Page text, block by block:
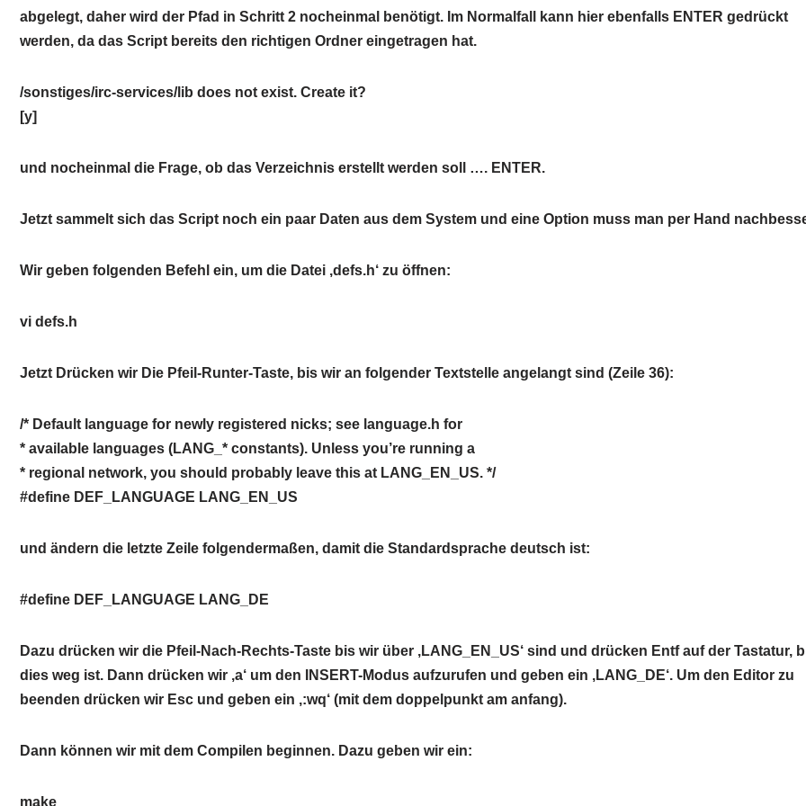
abgelegt, daher wird der Pfad in Schritt 2 nocheinmal benötigt. Im Normalfall kann hier ebenfalls ENTER gedrückt
werden, da das Script bereits den richtigen Ordner eingetragen hat.
/sonstiges/irc-services/lib does not exist. Create it?
[y]
und nocheinmal die Frage, ob das Verzeichnis erstellt werden soll …. ENTER.
Jetzt sammelt sich das Script noch ein paar Daten aus dem System und eine Option muss man per Hand
Wir geben folgenden Befehl ein, um die Datei ‚defs.h‘ zu öffnen:
vi defs.h
Jetzt Drücken wir Die Pfeil-Runter-Taste, bis wir an folgender Textstelle angelangt sind (Zeile 36):
/* Default language for newly registered nicks; see language.h for
* available languages (LANG_* constants). Unless you’re running a
* regional network, you should probably leave this at LANG_EN_US. */
#define DEF_LANGUAGE LANG_EN_US
und ändern die letzte Zeile folgendermaßen, damit die Standardsprache deutsch ist:
#define DEF_LANGUAGE LANG_DE
Dazu drücken wir die Pfeil-Nach-Rechts-Taste bis wir über ‚LANG_EN_US‘ sind und drücken Entf auf der Tastatur,
dies weg ist. Dann drücken wir ‚a‘ um den INSERT-Modus aufzurufen und geben ein ‚LANG_DE‘. Um den Editor zu
beenden drücken wir Esc und geben ein ‚:wq‘ (mit dem doppelpunkt am anfang).
Dann können wir mit dem Compilen beginnen. Dazu geben wir ein:
make